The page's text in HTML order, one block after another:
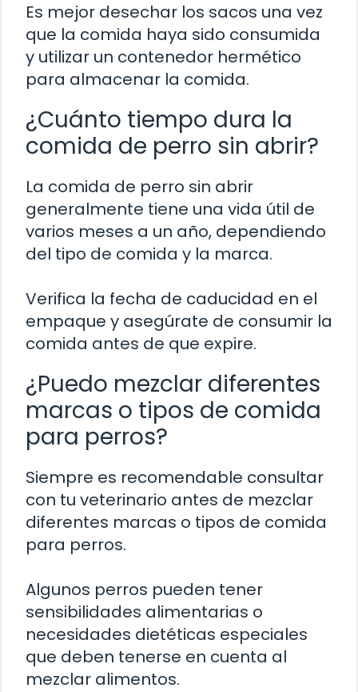
Es mejor desechar los sacos una vez
que la comida haya sido consumida
y utilizar un contenedor hermético
para almacenar la comida.
¿Cuánto tiempo dura la
comida de perro sin abrir?
La comida de perro sin abrir
generalmente tiene una vida útil de
varios meses a un año, dependiendo
del tipo de comida y la marca.
Verifica la fecha de caducidad en el
empaque y asegúrate de consumir la
comida antes de que expire.
¿Puedo mezclar diferentes
marcas o tipos de comida
para perros?
Siempre es recomendable consultar
con tu veterinario antes de mezclar
diferentes marcas o tipos de comida
para perros.
Algunos perros pueden tener
sensibilidades alimentarias o
necesidades dietéticas especiales
que deben tenerse en cuenta al
mezclar alimentos.